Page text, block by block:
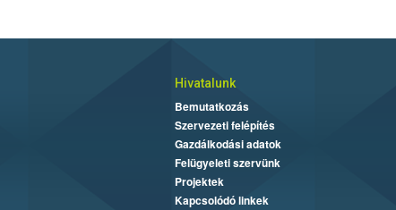
Hivatalunk
Bemutatkozás
Szervezeti felépítés
Gazdálkodási adatok
Felügyeleti szervünk
Projektek
Kapcsolódó linkek